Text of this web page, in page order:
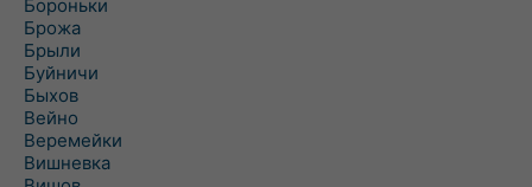
Бороньки
Брожа
Брыли
Буйничи
Быхов
Вейно
Веремейки
Вишневка